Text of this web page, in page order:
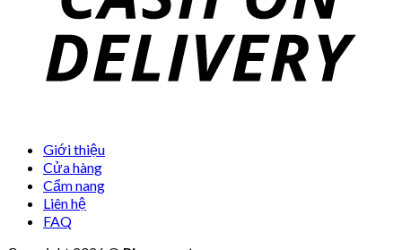
Giới thiệu
Cửa hàng
Cẩm nang
Liên hệ
FAQ